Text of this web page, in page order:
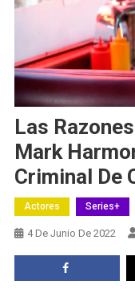
Las
Mark
Criminal De
Actores Series+
4 De Junio De 2022